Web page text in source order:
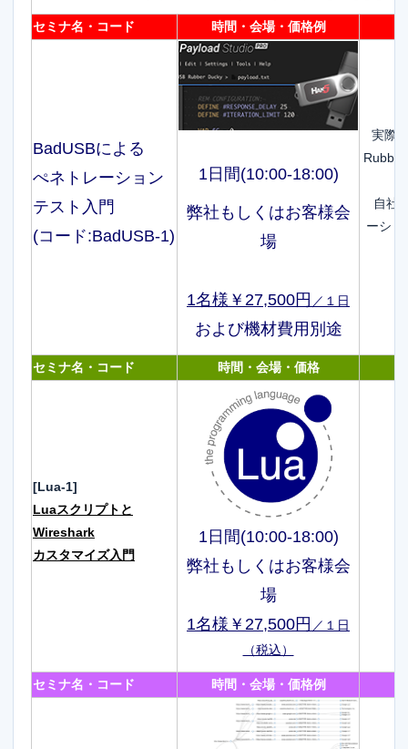
セミナ名・コード 時間・会場・価格例
BadUSBによる
ぺネトレーション
テスト入門
(コード:BadUSB-1)
1日間(10:00-18:00)
弊社もしくはお客様会
場
1名様￥27,500円 ／１日
および機材費用別途
実際
自社
ーシ
セミナ名・コード 時間・会場・価格
[Lua-1]
Luaスクリプトと
Wireshark
カスタマイズ入門
1日間(10:00-18:00)
弊社もしくはお客様会
場
1名様￥27,500円 ／１日
（税込）
セミナ名・コード 時間・会場・価格例